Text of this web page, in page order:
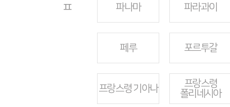
ㅍ 파나마 파라과이
페루 포르투갈
프랑스령 기아나
프랑스령
폴리네시아